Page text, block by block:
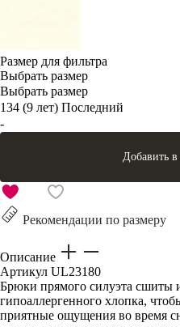
Размер для фильтра
Выбрать размер
Выбрать размер
134 (9 лет) Последний
-
Добавить в
Рекомендации по размеру
Описание
Артикул UL23180
Брюки прямого силуэта сшиты
гипоаллергенного хлопка,
приятные ощущения во время